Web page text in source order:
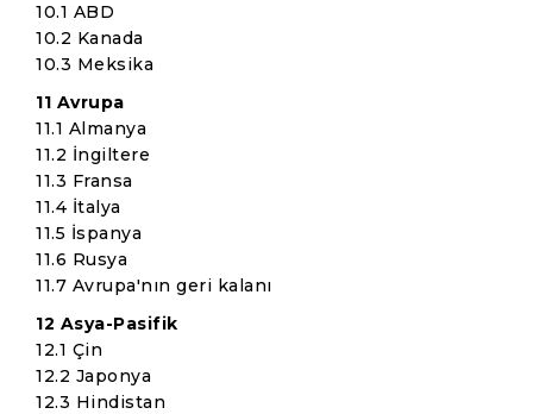
10.1 ABD
10.2 Kanada
10.3 Meksika
11 Avrupa
11.1 Almanya
11.2 İngiltere
11.3 Fransa
11.4 İtalya
11.5 İspanya
11.6 Rusya
11.7 Avrupa'nın geri kalanı
12 Asya-Pasifik
12.1 Çin
12.2 Japonya
12.3 Hindistan